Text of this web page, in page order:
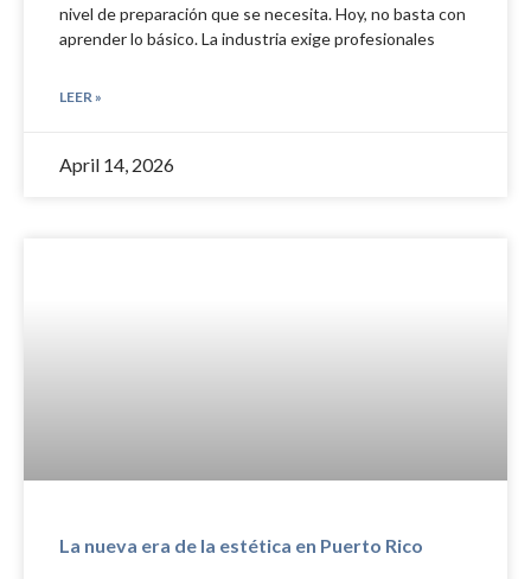
nivel de preparación que se necesita. Hoy, no basta con
aprender lo básico. La industria exige profesionales
LEER »
April 14, 2026
La nueva era de la estética en Puerto Rico